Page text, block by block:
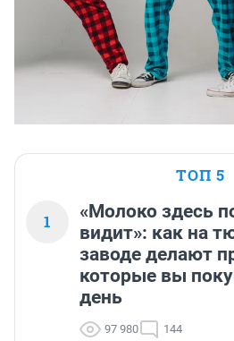
ТОП 5
1
«Молоко здесь
видит»: как на
заводе делают
которые вы
день
97 980 144